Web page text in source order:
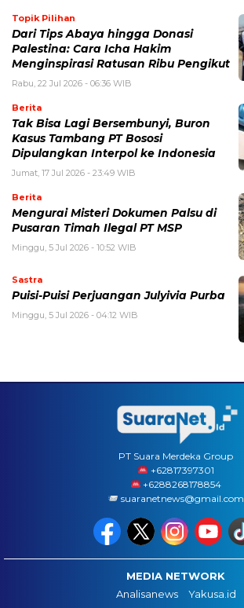
Topik Pilihan
Dari Tips Abaya hingga Donasi
Palestina: Cara Icha Hakim
Menginspirasi Ratusan Ribu Pengikut
Rabu, 22 Jul 2026 - 06:36 WIB
Berita
Tak Bisa Lagi Bersembunyi, Buron
Kasus Tambang PT Bososi
Dipulangkan Interpol ke Indonesia
Jumat, 17 Jul 2026 - 23:49 WIB
Berita
Mengurai Misteri Dokumen Palsu di
Pusaran Timah Ilegal PT MSP
Minggu, 5 Jul 2026 - 10:52 WIB
Sastra
Puisi-Puisi Perjuangan Julyivia Purba
Minggu, 5 Jul 2026 - 04:12 WIB
PT Suara Merdeka Group
‪+62817397301
+6288268178854
suaranetnews@gmail.com
MEDIA NETWORK
Analisanews
Yakusa.id